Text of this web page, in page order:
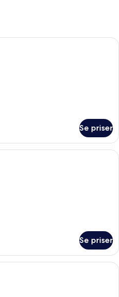
Et soveværelse på loftet med skrå
Se priser
En pænt redt seng med et quiltet
Se priser